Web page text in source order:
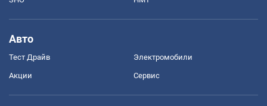
Авто
Тест Драйв Электромобили
Акции Сервис